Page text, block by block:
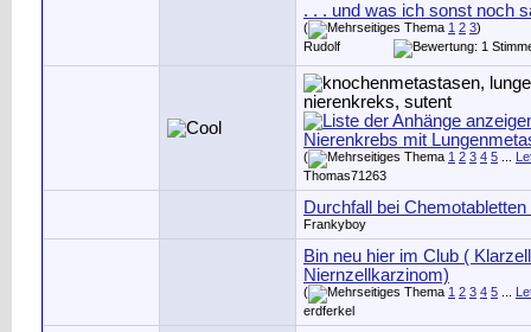
. . . und was ich sonst noch
( 1 2 3)
Rudolf
Nierenkrebs mit
( 1 2 3 4 5
Thomas71263
Durchfall bei
Frankyboy
Bin neu hier im Club (
Niernzellkarzinom)
( 1 2 3 4 5
erdferkel